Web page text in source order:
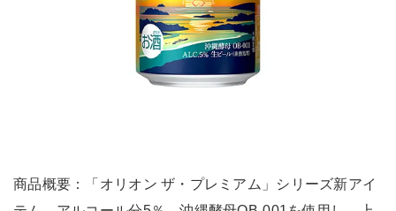
商品概要：「オリオン ザ・プレミアム」シリーズ新アイ